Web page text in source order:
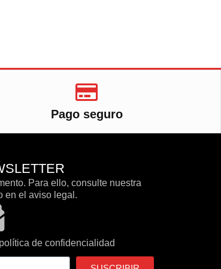
Pago seguro
Para ello, consulte nuestra
en el aviso legal.
de confidencialidad